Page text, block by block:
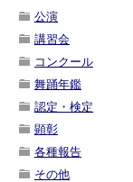
公演
講習会
コンクール
舞踊年鑑
認定・検定
顕彰
各種報告
その他